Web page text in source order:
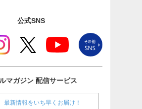
公式SNS
マガジン 配信サービス
最新情報をいち早くお届け！